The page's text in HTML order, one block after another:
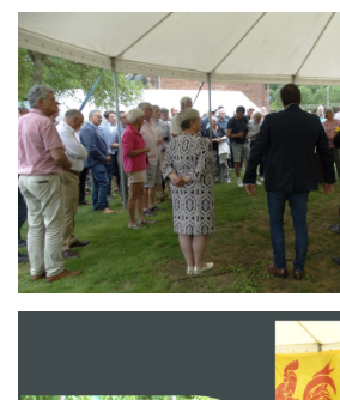
Branding
ARMCHAIR